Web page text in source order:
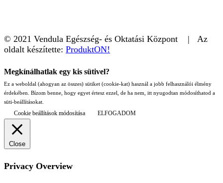
© 2021 Vendula Egészség- és Oktatási Központ | Az
oldalt készítette: ProduktON!
Megkínálhatlak egy kis sütivel?
Ez a weboldal (ahogyan az összes) sütiket (cookie-kat) használ a jobb felhasználói élmény
érdekében. Bízom benne, hogy egyet értesz ezzel, de ha nem, itt nyugodtan módosíthatod a
süti-beállításokat.
Cookie beállítások módosítása ELFOGADOM
Close
Privacy Overview